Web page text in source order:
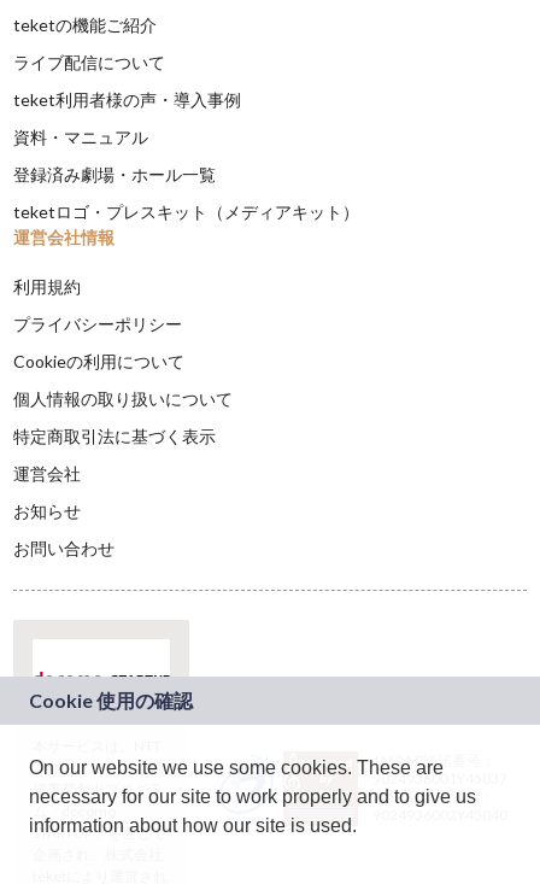
teketの機能ご紹介
ライブ配信について
teket利用者様の声・導入事例
資料・マニュアル
登録済み劇場・ホール一覧
teketロゴ・プレスキット（メディアキット）
運営会社情報
利用規約
プライバシーポリシー
Cookieの利用について
個人情報の取り扱いについて
特定商取引法に基づく表示
運営会社
お知らせ
お問い合わせ
ドコモグループの新
規事業創出プログラ
ム「docomo
STARTUP」を通じて
JASRAC許諾番号：
9024936001Y45037
JASRAC許諾番号：
On our website we use some cookies. These are
necessary for our site to work properly and to give us
information about how our site is used.